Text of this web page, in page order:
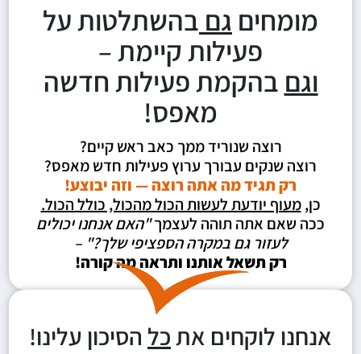
מומחים גם בהשתלטות על
פעילות קיימת –
וגם בהקמת פעילות חדשה
מאפס!
רוצה שנוריד ממך כאב ראש קיים?
רוצה שנקים עבורך ערוץ פעילות חדש מאפס?
רק תגיד מה אתה רוצה — וזה יבוצע!
כן,מעוף יודעת לעשות הכול מהכול, כולל הכול.
ככה שאם אתה תוהה לעצמך"האם אנחנו יכולים
לעזור גם במקרה הספציפי שלך?" –
רק תשאל אותנו ותראה מה קורה!
אנחנו לוקחים אתכל הסיכון עלינו!